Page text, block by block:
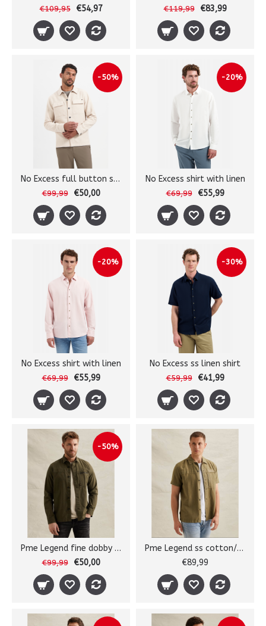
€109,95 €54,97 €119,99 €83,99
-50%
No Excess full button shirt
€99,99 €50,00
-20%
No Excess shirt with linen
€69,99 €55,99
-20%
No Excess shirt with linen
€69,99 €55,99
-30%
No Excess ss linen shirt
€59,99 €41,99
-50%
Pme Legend fine dobby shirt
€99,99 €50,00
Pme Legend ss cotton/linen sh
€89,99